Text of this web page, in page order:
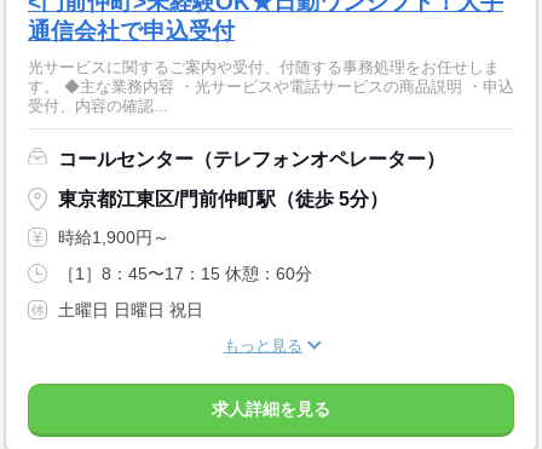
通信会社で申込受付
光サービスに関するご案内や受付、付随する事務処理をお任せしま
す。 ◆主な業務内容 ・光サービスや電話サービスの商品説明 ・申込
受付、内容の確認...
コールセンター（テレフォンオペレーター）
東京都江東区/門前仲町駅（徒歩 5分）
時給1,900円～
［1］8：45〜17：15 休憩：60分
土曜日 日曜日 祝日
もっと見る
求人詳細を見る